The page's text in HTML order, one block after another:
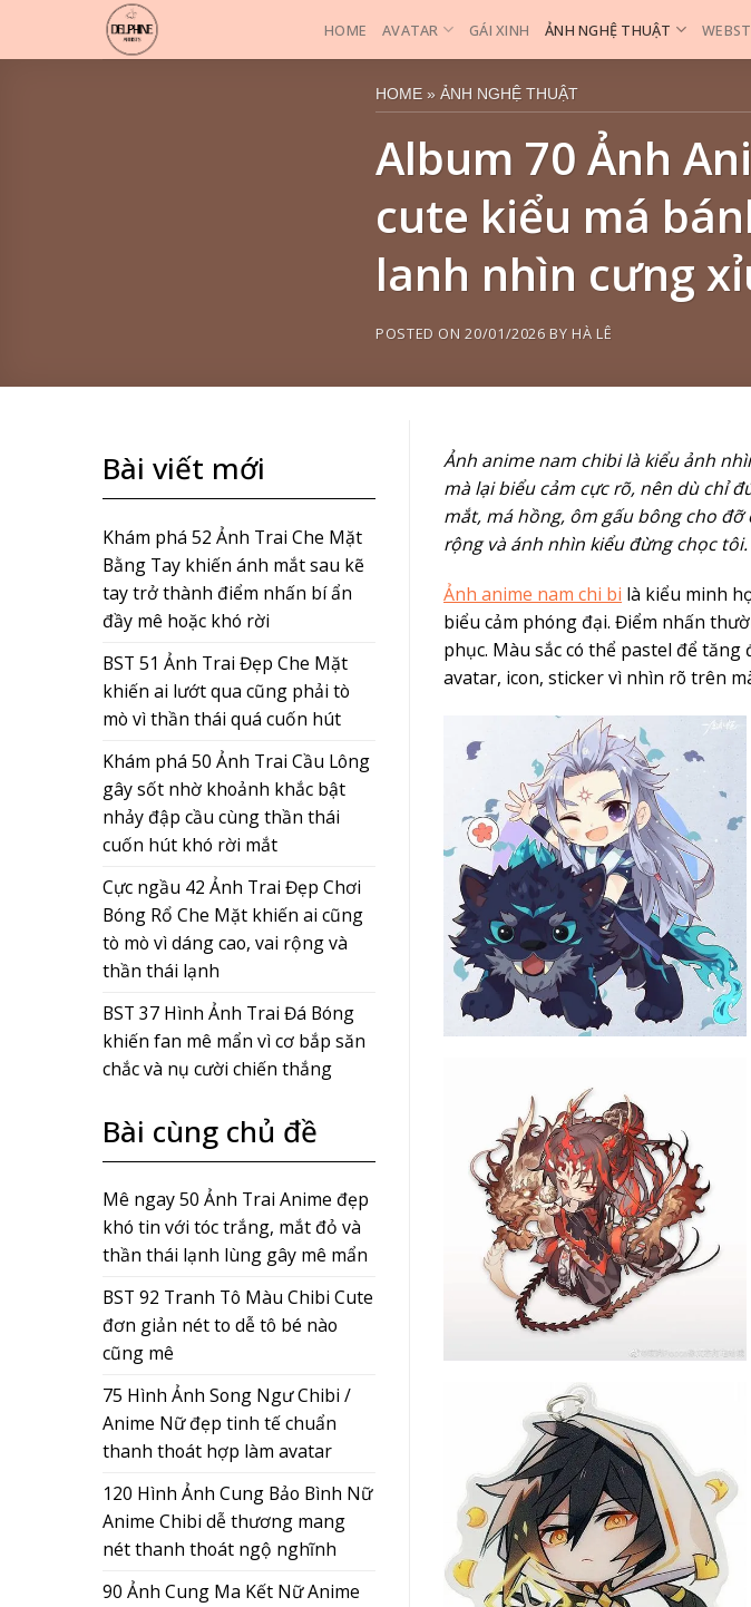
HOME AVATAR GÁI XINH ẢNH NGHỆ THUẬT
HOME » ẢNH NGHỆ THUẬT
Album 70 Ảnh
cute kiểu má
lanh nhìn cưng
POSTED ON20/01/2026 BY HÀ LÊ
Bài viết mới
Khám phá 52 Ảnh Trai Che Mặt
Bằng Tay khiến ánh mắt sau kẽ
tay trở thành điểm nhấn bí ẩn
đầy mê hoặc khó rời
BST 51 Ảnh Trai Đẹp Che Mặt
khiến ai lướt qua cũng phải tò
mò vì thần thái quá cuốn hút
Khám phá 50 Ảnh Trai Cầu Lông
gây sốt nhờ khoảnh khắc bật
nhảy đập cầu cùng thần thái
cuốn hút khó rời mắt
Cực ngầu 42 Ảnh Trai Đẹp Chơi
Bóng Rổ Che Mặt khiến ai cũng
tò mò vì dáng cao, vai rộng và
thần thái lạnh
BST 37 Hình Ảnh Trai Đá Bóng
khiến fan mê mẩn vì cơ bắp săn
chắc và nụ cười chiến thắng
Bài cùng chủ đề
Mê ngay 50 Ảnh Trai Anime đẹp
khó tin với tóc trắng, mắt đỏ và
thần thái lạnh lùng gây mê mẩn
BST 92 Tranh Tô Màu Chibi Cute
đơn giản nét to dễ tô bé nào
cũng mê
75 Hình Ảnh Song Ngư Chibi /
Anime Nữ đẹp tinh tế chuẩn
thanh thoát hợp làm avatar
120 Hình Ảnh Cung Bảo Bình Nữ
Anime Chibi dễ thương mang
nét thanh thoát ngộ nghĩnh
90 Ảnh Cung Ma Kết Nữ Anime
Ảnh anime nam chibi là kiểu ảnh
mà lại biểu cảm cực rõ, nên dù chỉ
mắt, má hồng, ôm gấu bông cho
rộng và ánh nhìn kiểu đừng chọc tôi.
Ảnh anime nam chi bi là kiểu minh
biểu cảm phóng đại. Điểm nhấn
phục. Màu sắc có thể pastel để
avatar, icon, sticker vì nhìn rõ trên